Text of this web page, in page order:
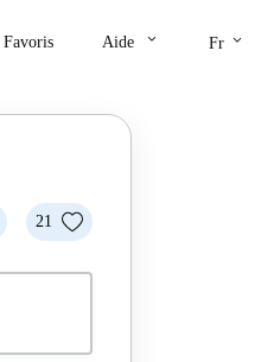
Favoris Aide keyboard_arrow_down Fr keyboard_arrow_down
21